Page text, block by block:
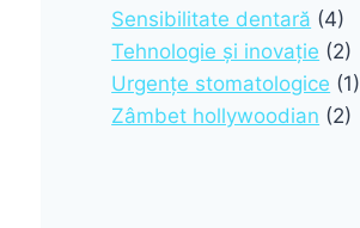
Sensibilitate dentară (4)
Tehnologie și inovație (2)
Urgențe stomatologice (1)
Zâmbet hollywoodian (2)